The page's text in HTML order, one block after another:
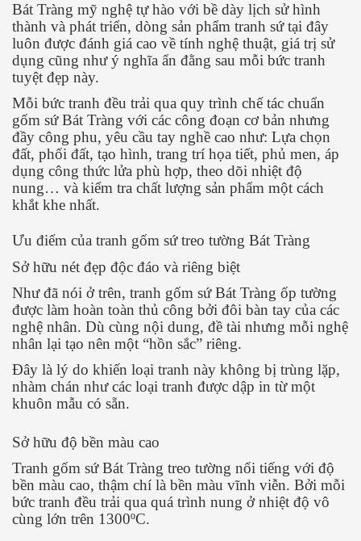
Bát Tràng mỹ nghệ tự hào với bề dày lịch sử hình
thành và phát triển, dòng sản phẩm tranh sứ tại đây
luôn được đánh giá cao về tính nghệ thuật, giá trị sử
dụng cũng như ý nghĩa ẩn đằng sau mỗi bức tranh
tuyệt đẹp này.
Mỗi bức tranh đều trải qua quy trình chế tác chuẩn
gốm sứ Bát Tràng với các công đoạn cơ bản nhưng
đầy công phu, yêu cầu tay nghề cao như: Lựa chọn
đất, phối đất, tạo hình, trang trí họa tiết, phủ men, áp
dụng công thức lửa phù hợp, theo dõi nhiệt độ
nung… và kiểm tra chất lượng sản phẩm một cách
khắt khe nhất.
Ưu điểm của tranh gốm sứ treo tường Bát Tràng
Sở hữu nét đẹp độc đáo và riêng biệt
Như đã nói ở trên, tranh gốm sứ Bát Tràng ốp tường
được làm hoàn toàn thủ công bởi đôi bàn tay của các
nghệ nhân. Dù cùng nội dung, đề tài nhưng mỗi nghệ
nhân lại tạo nên một “hồn sắc” riêng.
Đây là lý do khiến loại tranh này không bị trùng lặp,
nhàm chán như các loại tranh được dập in từ một
khuôn mẫu có sẵn.
Sở hữu độ bền màu cao
Tranh gốm sứ Bát Tràng treo tường nổi tiếng với độ
bền màu cao, thậm chí là bền màu vĩnh viễn. Bởi mỗi
bức tranh đều trải qua quá trình nung ở nhiệt độ vô
cùng lớn trên 1300ºC.